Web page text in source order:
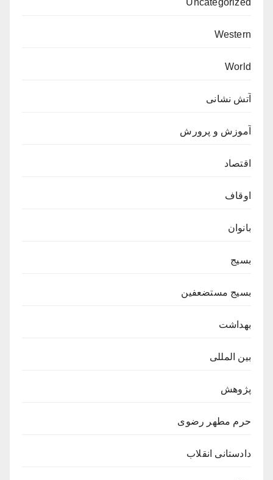
Uncategorized
Western
World
آتش نشانی
آموزش و پرورش
اقتصاد
اوقاف
بانوان
بسیج
بسیج مستضعفین
بهداشت
بین المللی
پژوهش
حرم مطهر رضوی
دادستانی انقلاب